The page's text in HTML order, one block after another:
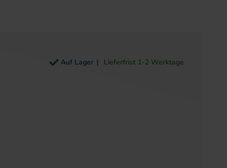
Auf Lager Lieferfrist 1-2 Werktage